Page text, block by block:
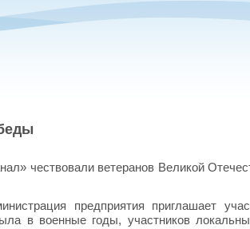
чествовали ветеранов Великой
предприятия приглашает
в военные годы, участников